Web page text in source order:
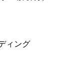
ィング